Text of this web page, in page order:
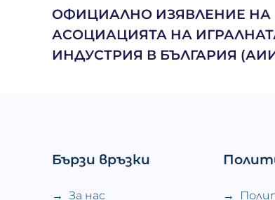
ОФИЦИАЛНО ИЗЯВЛЕНИЕ НА
АСОЦИАЦИЯТА НА
ИНДУСТРИЯ В БЪЛГАРИЯ
Бързи връзки
За нас